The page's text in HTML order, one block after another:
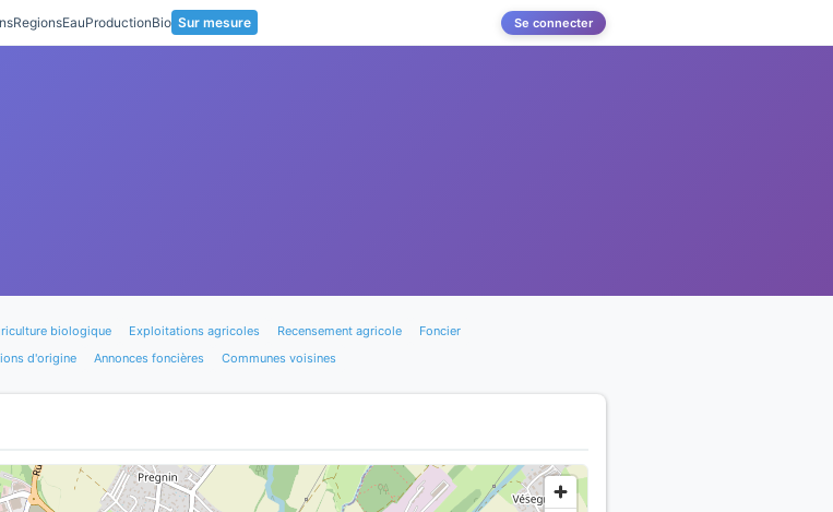
RegionsEauProductionBio Sur mesure Se connecter
biologique Exploitations agricoles Recensement agricole
Foncier
d'origine Annonces foncières Communes voisines